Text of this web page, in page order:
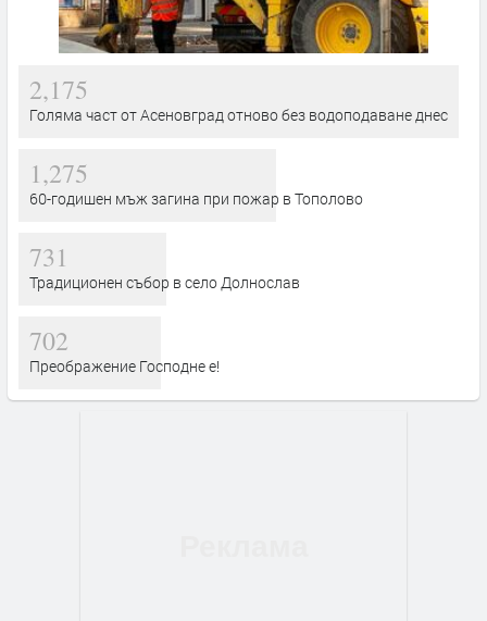
2,175
Голяма част от Асеновград отново без водоподаване днес
1,275
60-годишен мъж загина при пожар в Тополово
731
Традиционен събор в село Долнослав
702
Преображение Господне е!